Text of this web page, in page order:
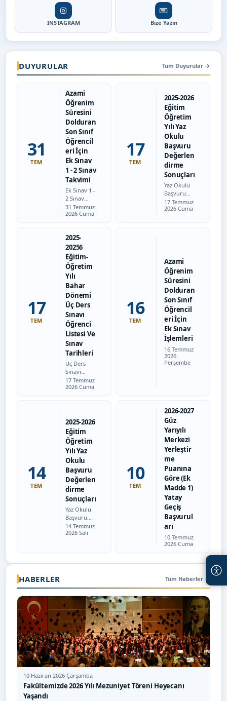
INSTAGRAM Bize Yazın
DUYURULAR Tüm Duyurular →
31
TEM
Azami
Öğrenim
Süresini
Dolduran
Son Sınıf
Öğrencil
eri İçin
Ek Sınav
1 - 2 Sınav
Takvimi
Ek Sınav 1 -
2 Sınav
Takvimi için
tıklayınız.
Tarih:
31 Temmuz
2026 Cuma
17
TEM
2025-2026
Eğitim
Öğretim
Yılı Yaz
Okulu
Başvuru
Değerlen
dirme
Sonuçları
Yaz Okulu
Başvuru
Sonuçları
İçin
Tarih:
17 Temmuz
2026 Cuma
17
TEM
2025-
20256
Eğitim-
Öğretim
Yılı
Bahar
Dönemi
Üç Ders
Sınavı
Öğrenci
Listesi Ve
Sınav
Tarihleri
Üç Ders
Sınavı
Öğrenci
Listesi ve
Tarih:
17 Temmuz
2026 Cuma
16
TEM
Azami
Öğrenim
Süresini
Dolduran
Son Sınıf
Öğrencil
eri İçin
Ek Sınav
İşlemleri
Tarih:
16 Temmuz
2026
Perşembe
14
TEM
2025-2026
Eğitim
Öğretim
Yılı Yaz
Okulu
Başvuru
Değerlen
dirme
Sonuçları
Yaz Okulu
Başvuru
Sonuçları
İçin
Tarih:
14 Temmuz
2026 Salı
10
TEM
2026-2027
Güz
Yarıyılı
Merkezi
Yerleştir
me
Puanına
Göre (Ek
Madde 1)
Yatay
Geçiş
Başvurul
arı
Tarih:
10 Temmuz
2026 Cuma
HABERLER Tüm Haberler →
10 Haziran 2026 Çarşamba
Fakültemizde 2026 Yılı Mezuniyet Töreni Heyecanı
Yaşandı